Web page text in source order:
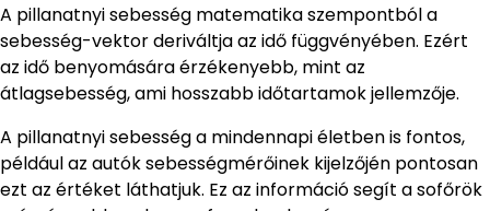
A pillanatnyi sebesség matematika szempontból a
sebesség-vektor deriváltja az idő függvényében. Ezért
az idő benyomására érzékenyebb, mint az
átlagsebesség, ami hosszabb időtartamok jellemzője.
A pillanatnyi sebesség a mindennapi életben is fontos,
például az autók sebességmérőinek kijelzőjén pontosan
ezt az értéket láthatjuk. Ez az információ segít a sofőrök